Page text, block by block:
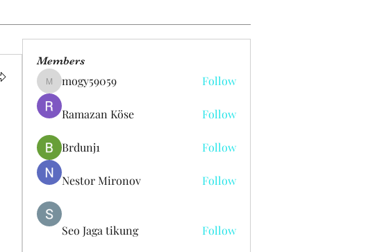
Members
mogy59059
mogy59059 Follow
Ramazan Köse Follow
Brdunj1 Follow
Nestor Mironov Follow
Seo Jaga tikung Follow